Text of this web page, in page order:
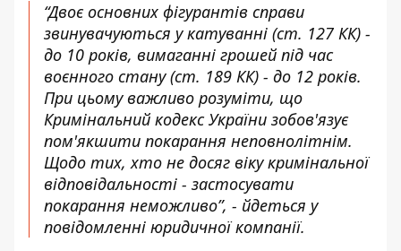
“Двоє основних фігурантів справи
звинувачуються у катуванні (ст. 127 КК) -
до 10 років, вимаганні грошей під час
воєнного стану (ст. 189 КК) - до 12 років.
При цьому важливо розуміти, що
Кримінальний кодекс України зобов'язує
пом'якшити покарання неповнолітнім.
Щодо тих, хто не досяг віку кримінальної
відповідальності - застосувати
покарання неможливо”, - йдеться у
повідомленні юридичної компанії.